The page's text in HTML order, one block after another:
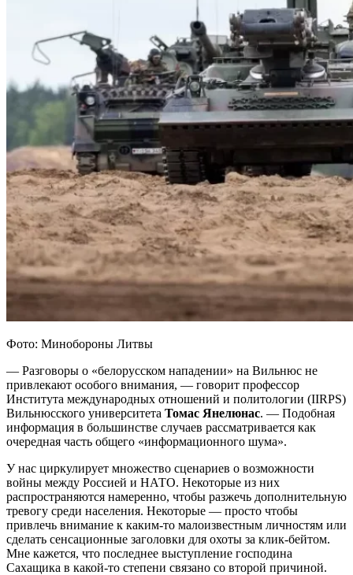
Фото: Минобороны Литвы
— Разговоры о «белорусском нападении» на Вильнюс не
привлекают особого внимания, — говорит профессор
Института международных отношений и политологии (IIRPS)
Вильнюсского университета Томас Янелюнас. — Подобная
информация в большинстве случаев рассматривается как
очередная часть общего «информационного шума».
У нас циркулирует множество сценариев о возможности
войны между Россией и НАТО. Некоторые из них
распространяются намеренно, чтобы разжечь дополнительную
тревогу среди населения. Некоторые — просто чтобы
привлечь внимание к каким-то малоизвестным личностям или
сделать сенсационные заголовки для охоты за клик-бейтом.
Мне кажется, что последнее выступление господина
Сахащика в какой-то степени связано со второй причиной.